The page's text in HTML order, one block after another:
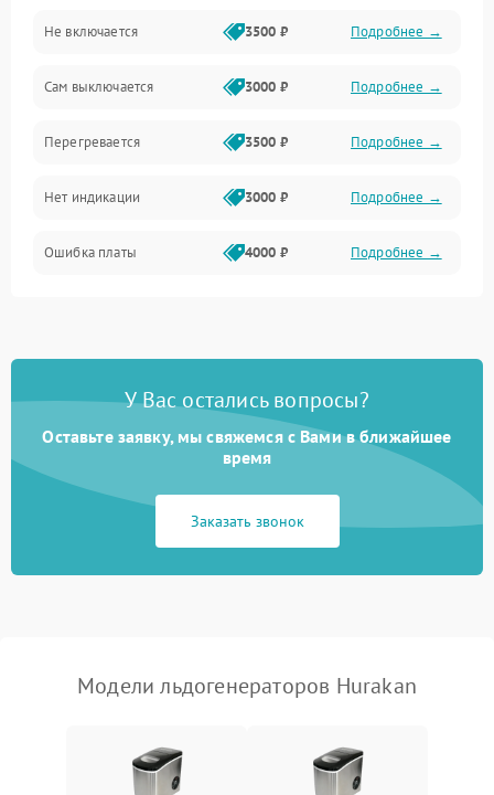
Не включается 3500 ₽ Подробнее →
Сам выключается 3000 ₽ Подробнее →
Перегревается 3500 ₽ Подробнее →
Нет индикации 3000 ₽ Подробнее →
Ошибка платы 4000 ₽ Подробнее →
У Вас остались вопросы?
Оставьте заявку, мы свяжемся с Вами в ближайшее
время
Заказать звонок
Модели льдогенераторов Hurakan